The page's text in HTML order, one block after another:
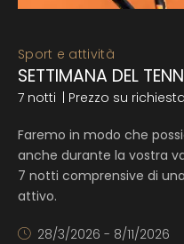
Sport e attività
SETTIMANA DEL
7 notti | Prezzo su richiesta
Faremo in modo che
anche durante la vostra
7 notti comprensive di
attivo.
28/3/2026 - 8/11/2026